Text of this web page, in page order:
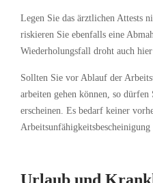
Legen Sie das ärztlichen Attests
riskieren Sie ebenfalls eine
Wiederholungsfall droht auch
Sollten Sie vor Ablauf der
arbeiten gehen können, so
erscheinen. Es bedarf keiner